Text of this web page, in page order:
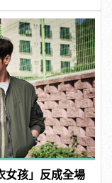
女孩」反成全場